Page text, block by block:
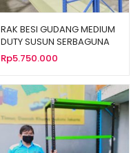
RAK BESI GUDANG MEDIUM
DUTY SUSUN SERBAGUNA
TIPE RR-500
Rp5.750.000